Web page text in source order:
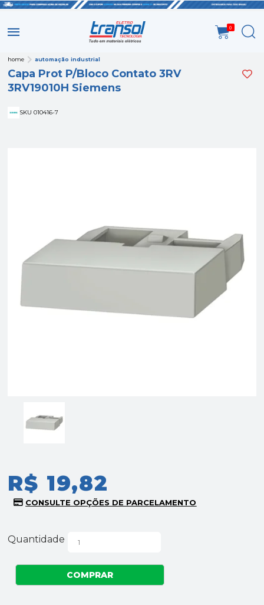
0
home automação industrial
Capa Prot P/Bloco Contato 3RV
3RV19010H Siemens
SKU 010416-7
R$ 19,82
Quantidade